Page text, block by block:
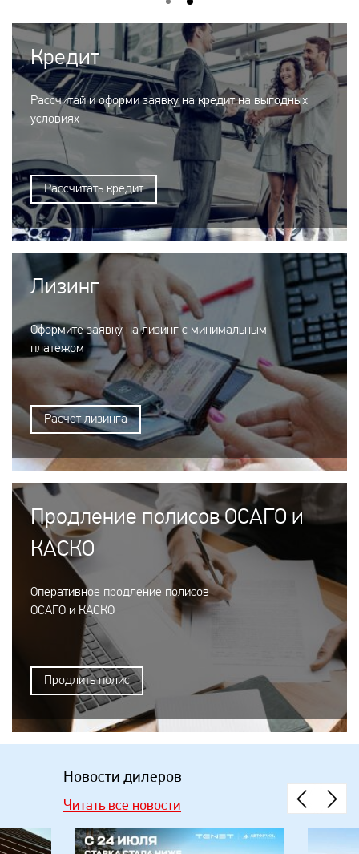
Кредит
Рассчитай и оформи заявку на кредит на выгодных
условиях
Рассчитать кредит
Лизинг
Оформите заявку на лизинг с минимальным
платежом
Расчет лизинга
Продление полисов ОСАГО и
КАСКО
Оперативное продление полисов
ОСАГО и КАСКО
Продлить полис
Новости дилеров
Читать все новости